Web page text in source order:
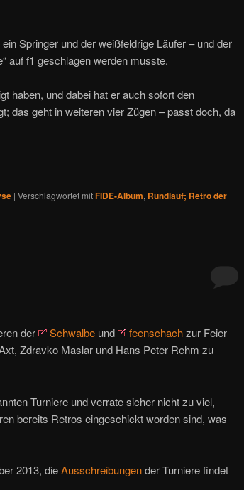
Springer und der weißfeldrige Läufer – und der
auf f1 geschlagen werden musste.
haben, und dabei hat er auch sofort den
das geht in weiteren vier Zügen – passt doch, da
| Verschlagwortet mitFIDE-Album, Rundlauf; Retro der
der Schwalbe und feenschachzur Feier
Zdravko Maslar und Hans Peter Rehm zu
Turniere und verrate sicher nicht zu viel,
bereits Retros eingeschickt worden sind, was
2013, dieAusschreibungender Turniere findet